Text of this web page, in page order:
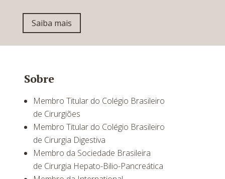
Saiba mais
Sobre
Membro Titular do Colégio Brasileiro
de Cirurgiões
Membro Titular do Colégio Brasileiro
de Cirurgia Digestiva
Membro da Sociedade Brasileira
de Cirurgia Hepato-Bilio-Pancreática